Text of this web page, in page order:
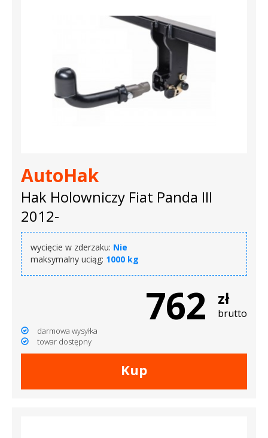
AutoHak
Hak Holowniczy Fiat Panda III
2012-
wycięcie w zderzaku: Nie
maksymalny uciąg: 1000 kg
762 zł
brutto
darmowa wysyłka
towar dostępny
Kup